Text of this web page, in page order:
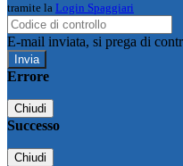
tramite la Login Spaggiari
E-mail inviata, si prega di
Errore
Chiudi
Successo
Chiudi